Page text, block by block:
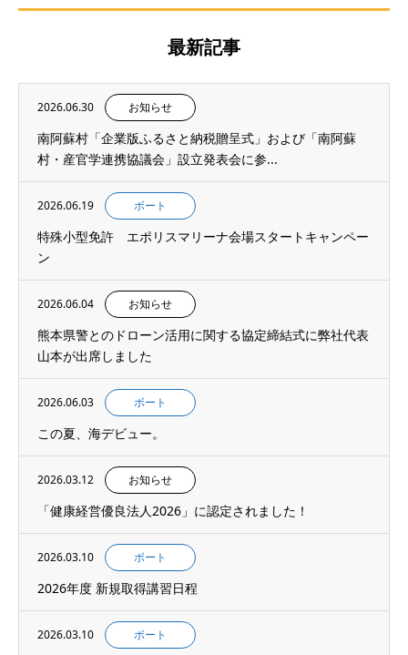
最新記事
2026.06.30 お知らせ
南阿蘇村「企業版ふるさと納税贈呈式」および「南阿蘇
村・産官学連携協議会」設立発表会に参...
2026.06.19 ボート
特殊小型免許 エポリスマリーナ会場スタートキャンペー
ン
2026.06.04 お知らせ
熊本県警とのドローン活用に関する協定締結式に弊社代表
山本が出席しました
2026.06.03 ボート
この夏、海デビュー。
2026.03.12 お知らせ
「健康経営優良法人2026」に認定されました！
2026.03.10 ボート
2026年度 新規取得講習日程
2026.03.10 ボート